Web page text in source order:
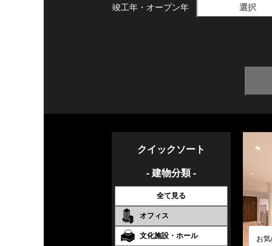
竣工年・ オープン年 選択
クイックソート
- 建物分類 -
全て見る
オフィス
文化施設・ホール
お